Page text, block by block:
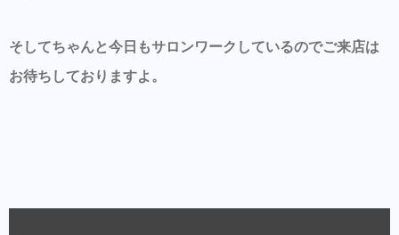
そしてちゃんと今日もサロンワークしているのでご来店は
お待ちしておりますよ。